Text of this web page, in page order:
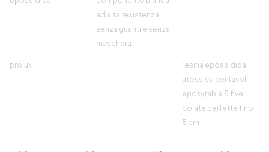
ad alta resistenza
senza guanti e senza
maschera
prolux
resina epossidica
atossica per tavoli
epoxytable 5 five
colate perfette fino
5 cm